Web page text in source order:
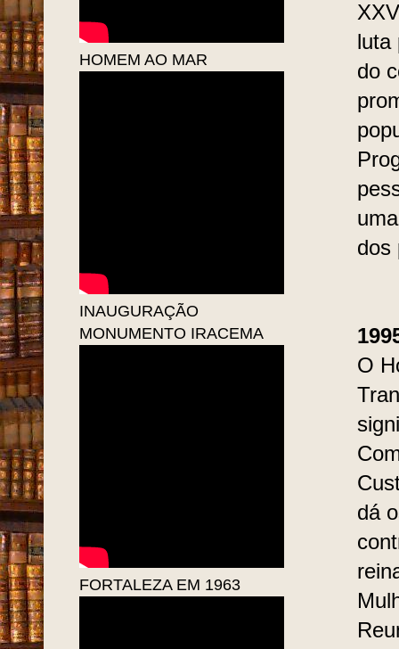
do
dos
O
dá
HOMEM AO MAR
INAUGURAÇÃO
MONUMENTO IRACEMA
FORTALEZA EM 1963